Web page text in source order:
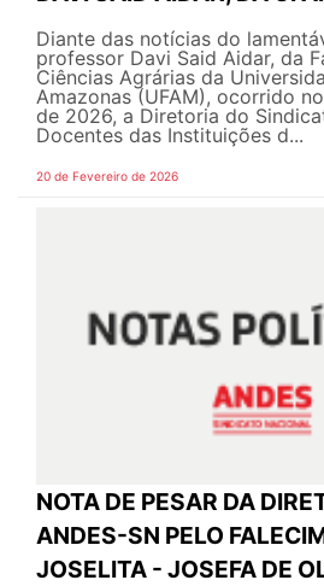
Diante das notícias do
professor Davi Said Aidar, da
Ciências Agrárias da
Amazonas (UFAM), ocorrido
de 2026, a Diretoria do
Docentes das Instituições d...
20 de Fevereiro de 2026
NOTA DE PESAR DA
ANDES-SN PELO
JOSELITA - JOSEFA DE